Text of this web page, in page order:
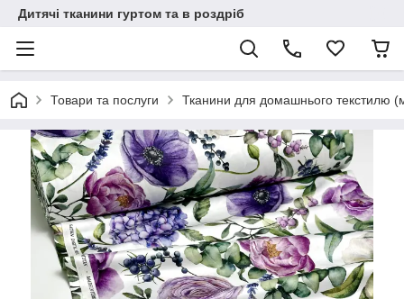
Дитячі тканини гуртом та в роздріб
Товари та послуги Тканини для домашнього текстилю